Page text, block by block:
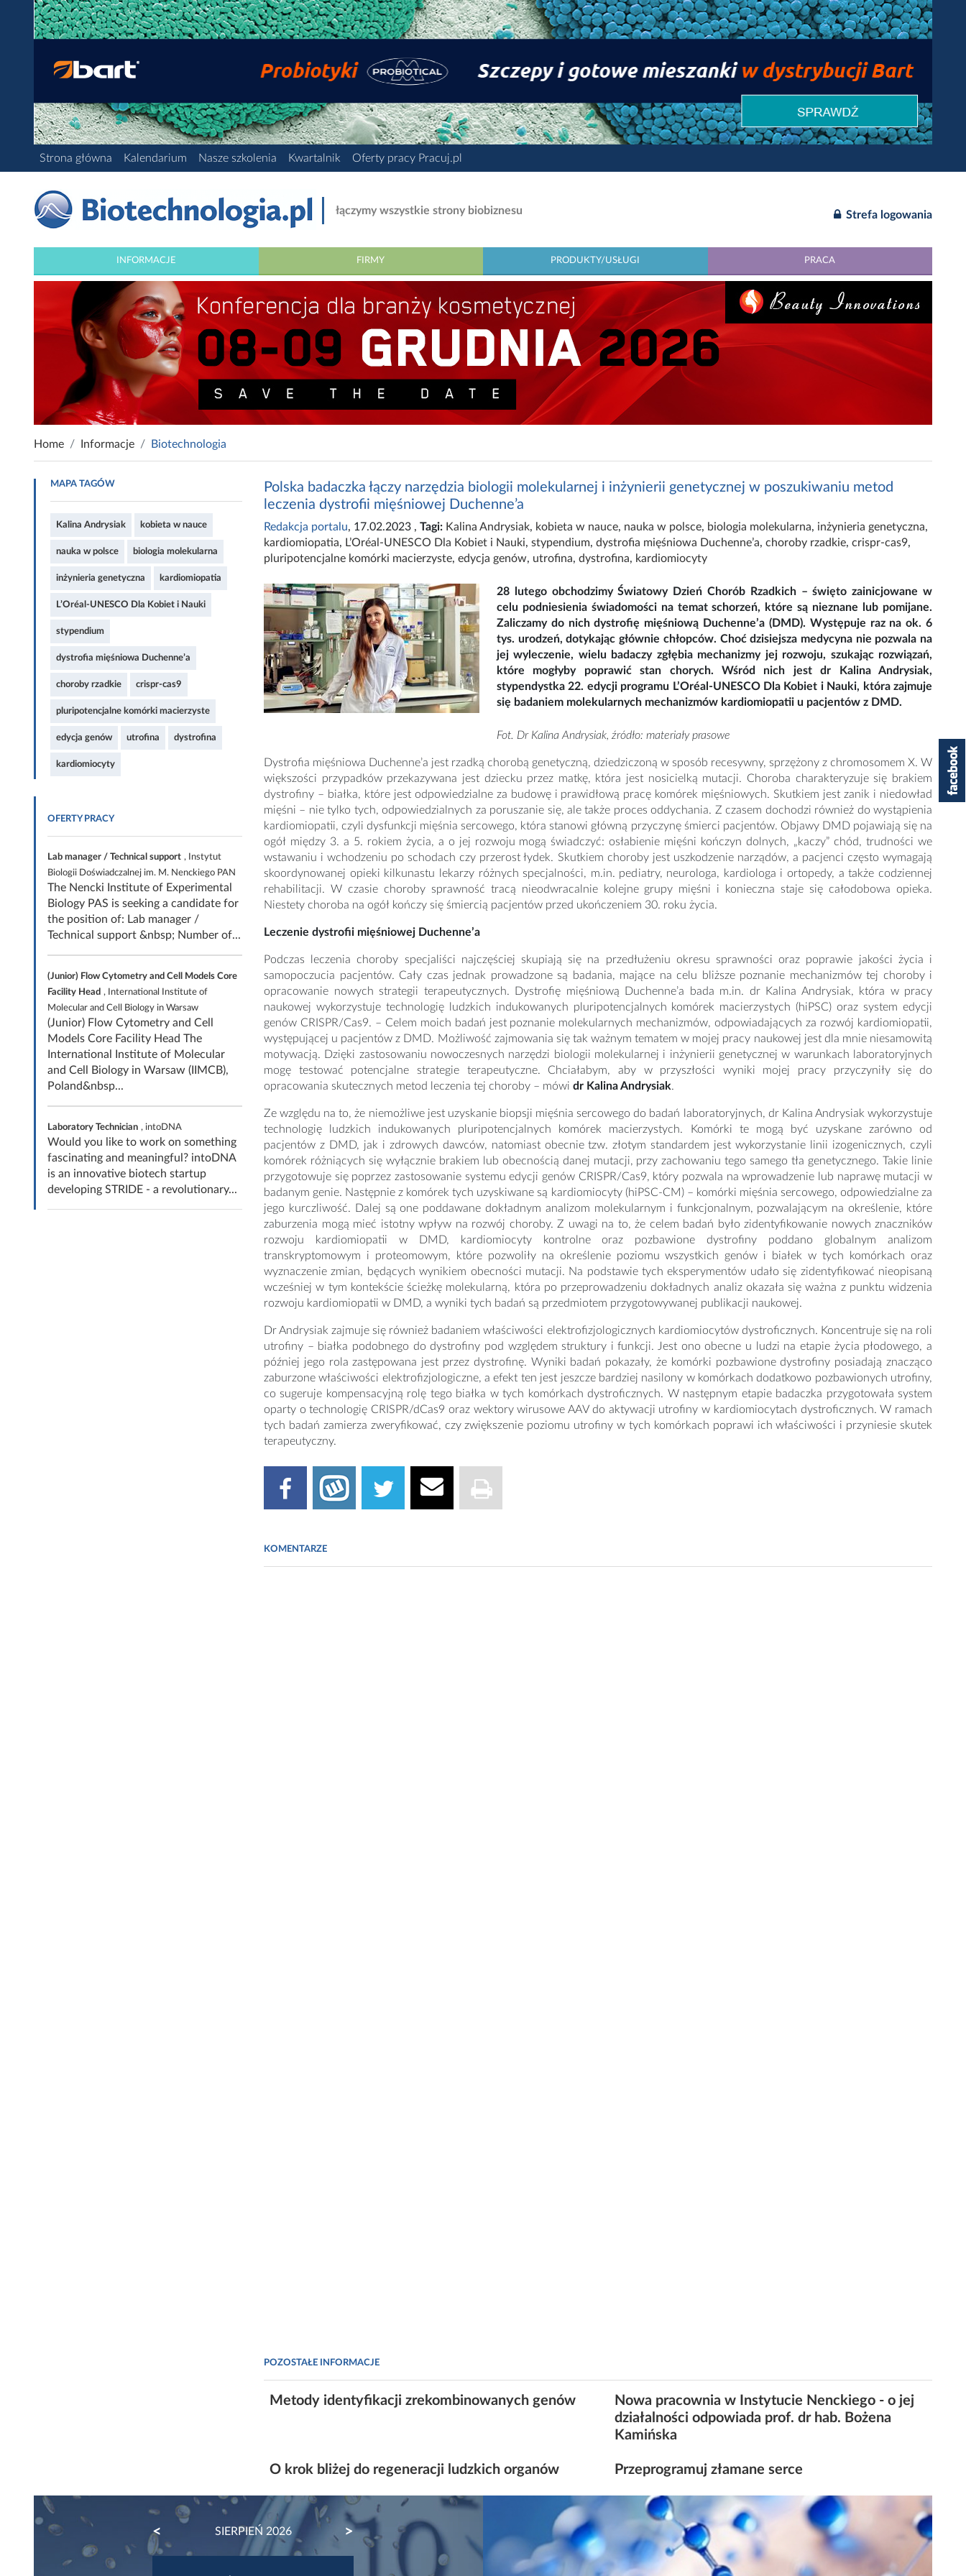
Strona główna Kalendarium Nasze szkolenia Kwartalnik Oferty pracy Pracuj.pl
łączymy wszystkie strony biobiznesu Strefa logowania
INFORMACJE FIRMY PRODUKTY/USŁUGI PRACA
Home Informacje Biotechnologia
MAPA TAGÓW
Kalina Andrysiak kobieta w nauce
nauka w polsce biologia molekularna
inżynieria genetyczna kardiomiopatia
L’Oréal-UNESCO Dla Kobiet i Nauki
stypendium
dystrofia mięśniowa Duchenne’a
choroby rzadkie crispr-cas9
pluripotencjalne komórki macierzyste
edycja genów utrofina dystrofina
kardiomiocyty
OFERTY PRACY
Lab manager / Technical support , Instytut
Biologii Doświadczalnej im. M. Nenckiego PAN
The Nencki Institute of Experimental
Biology PAS is seeking a candidate for
the position of: Lab manager /
Technical support &nbsp; Number of...
(Junior) Flow Cytometry and Cell Models Core
Facility Head , International Institute of
Molecular and Cell Biology in Warsaw
(Junior) Flow Cytometry and Cell
Models Core Facility Head The
International Institute of Molecular
and Cell Biology in Warsaw (IIMCB),
Poland&nbsp...
Laboratory Technician , intoDNA
Would you like to work on something
fascinating and meaningful? intoDNA
is an innovative biotech startup
developing STRIDE - a revolutionary...
Polska badaczka łączy narzędzia biologii molekularnej i inżynierii genetycznej w poszukiwaniu metod
leczenia dystrofii mięśniowej Duchenne’a
Redakcja portalu, 17.02.2023 , Tagi: Kalina Andrysiak, kobieta w nauce, nauka w polsce, biologia molekularna, inżynieria genetyczna,
kardiomiopatia, L’Oréal-UNESCO Dla Kobiet i Nauki, stypendium, dystrofia mięśniowa Duchenne’a, choroby rzadkie, crispr-cas9,
pluripotencjalne komórki macierzyste, edycja genów, utrofina, dystrofina, kardiomiocyty
28 lutego obchodzimy Światowy Dzień Chorób Rzadkich – święto zainicjowane w
celu podniesienia świadomości na temat schorzeń, które są nieznane lub pomijane.
Zaliczamy do nich dystrofię mięśniową Duchenne’a (DMD). Występuje raz na ok. 6
tys. urodzeń, dotykając głównie chłopców. Choć dzisiejsza medycyna nie pozwala na
jej wyleczenie, wielu badaczy zgłębia mechanizmy jej rozwoju, szukając rozwiązań,
które mogłyby poprawić stan chorych. Wśród nich jest dr Kalina Andrysiak,
stypendystka 22. edycji programu L’Oréal-UNESCO Dla Kobiet i Nauki, która zajmuje
się badaniem molekularnych mechanizmów kardiomiopatii u pacjentów z DMD.
Fot. Dr Kalina Andrysiak, źródło: materiały prasowe
Dystrofia mięśniowa Duchenne’a jest rzadką chorobą genetyczną, dziedziczoną w sposób recesywny, sprzężony z chromosomem X. W
większości przypadków przekazywana jest dziecku przez matkę, która jest nosicielką mutacji. Choroba charakteryzuje się brakiem
dystrofiny – białka, które jest odpowiedzialne za budowę i prawidłową pracę komórek mięśniowych. Skutkiem jest zanik i niedowład
mięśni – nie tylko tych, odpowiedzialnych za poruszanie się, ale także proces oddychania. Z czasem dochodzi również do wystąpienia
kardiomiopatii, czyli dysfunkcji mięśnia sercowego, która stanowi główną przyczynę śmierci pacjentów. Objawy DMD pojawiają się na
ogół między 3. a 5. rokiem życia, a o jej rozwoju mogą świadczyć: osłabienie mięśni kończyn dolnych, „kaczy” chód, trudności we
wstawaniu i wchodzeniu po schodach czy przerost łydek. Skutkiem choroby jest uszkodzenie narządów, a pacjenci często wymagają
skoordynowanej opieki kilkunastu lekarzy różnych specjalności, m.in. pediatry, neurologa, kardiologa i ortopedy, a także codziennej
rehabilitacji. W czasie choroby sprawność tracą nieodwracalnie kolejne grupy mięśni i konieczna staje się całodobowa opieka.
Niestety choroba na ogół kończy się śmiercią pacjentów przed ukończeniem 30. roku życia.
Leczenie dystrofii mięśniowej Duchenne’a
Podczas leczenia choroby specjaliści najczęściej skupiają się na przedłużeniu okresu sprawności oraz poprawie jakości życia i
samopoczucia pacjentów. Cały czas jednak prowadzone są badania, mające na celu bliższe poznanie mechanizmów tej choroby i
opracowanie nowych strategii terapeutycznych. Dystrofię mięśniową Duchenne’a bada m.in. dr Kalina Andrysiak, która w pracy
naukowej wykorzystuje technologię ludzkich indukowanych pluripotencjalnych komórek macierzystych (hiPSC) oraz system edycji
genów CRISPR/Cas9. – Celem moich badań jest poznanie molekularnych mechanizmów, odpowiadających za rozwój kardiomiopatii,
występującej u pacjentów z DMD. Możliwość zajmowania się tak ważnym tematem w mojej pracy naukowej jest dla mnie niesamowitą
motywacją. Dzięki zastosowaniu nowoczesnych narzędzi biologii molekularnej i inżynierii genetycznej w warunkach laboratoryjnych
mogę testować potencjalne strategie terapeutyczne. Chciałabym, aby w przyszłości wyniki mojej pracy przyczyniły się do
opracowania skutecznych metod leczenia tej choroby – mówi dr Kalina Andrysiak.
Ze względu na to, że niemożliwe jest uzyskanie biopsji mięśnia sercowego do badań laboratoryjnych, dr Kalina Andrysiak wykorzystuje
technologię ludzkich indukowanych pluripotencjalnych komórek macierzystych. Komórki te mogą być uzyskane zarówno od
pacjentów z DMD, jak i zdrowych dawców, natomiast obecnie tzw. złotym standardem jest wykorzystanie linii izogenicznych, czyli
komórek różniących się wyłącznie brakiem lub obecnością danej mutacji, przy zachowaniu tego samego tła genetycznego. Takie linie
przygotowuje się poprzez zastosowanie systemu edycji genów CRISPR/Cas9, który pozwala na wprowadzenie lub naprawę mutacji w
badanym genie. Następnie z komórek tych uzyskiwane są kardiomiocyty (hiPSC-CM) – komórki mięśnia sercowego, odpowiedzialne za
jego kurczliwość. Dalej są one poddawane dokładnym analizom molekularnym i funkcjonalnym, pozwalającym na określenie, które
zaburzenia mogą mieć istotny wpływ na rozwój choroby. Z uwagi na to, że celem badań było zidentyfikowanie nowych znaczników
rozwoju kardiomiopatii w DMD, kardiomiocyty kontrolne oraz pozbawione dystrofiny poddano globalnym analizom
transkryptomowym i proteomowym, które pozwoliły na określenie poziomu wszystkich genów i białek w tych komórkach oraz
wyznaczenie zmian, będących wynikiem obecności mutacji. Na podstawie tych eksperymentów udało się zidentyfikować nieopisaną
wcześniej w tym kontekście ścieżkę molekularną, która po przeprowadzeniu dokładnych analiz okazała się ważna z punktu widzenia
rozwoju kardiomiopatii w DMD, a wyniki tych badań są przedmiotem przygotowywanej publikacji naukowej.
Dr Andrysiak zajmuje się również badaniem właściwości elektrofizjologicznych kardiomiocytów dystroficznych. Koncentruje się na roli
utrofiny – białka podobnego do dystrofiny pod względem struktury i funkcji. Jest ono obecne u ludzi na etapie życia płodowego, a
później jego rola zastępowana jest przez dystrofinę. Wyniki badań pokazały, że komórki pozbawione dystrofiny posiadają znacząco
zaburzone właściwości elektrofizjologiczne, a efekt ten jest jeszcze bardziej nasilony w komórkach dodatkowo pozbawionych utrofiny,
co sugeruje kompensacyjną rolę tego białka w tych komórkach dystroficznych. W następnym etapie badaczka przygotowała system
oparty o technologię CRISPR/dCas9 oraz wektory wirusowe AAV do aktywacji utrofiny w kardiomiocytach dystroficznych. W ramach
tych badań zamierza zweryfikować, czy zwiększenie poziomu utrofiny w tych komórkach poprawi ich właściwości i przyniesie skutek
terapeutyczny.
KOMENTARZE
POZOSTAŁE INFORMACJE
Metody identyfikacji zrekombinowanych genów
Nowa pracownia w Instytucie Nenckiego - o jej
działalności odpowiada prof. dr hab. Bożena
Kamińska
O krok bliżej do regeneracji ludzkich organów Przeprogramuj złamane serce
SIERPIEŃ 2026
PREVIOUS NEXT